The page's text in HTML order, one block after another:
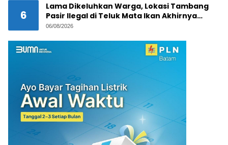
6
Lama Dikeluhkan Warga, Lokasi Tambang
Pasir Ilegal di Teluk Mata Ikan Akhirnya
Digerebek
06/08/2026